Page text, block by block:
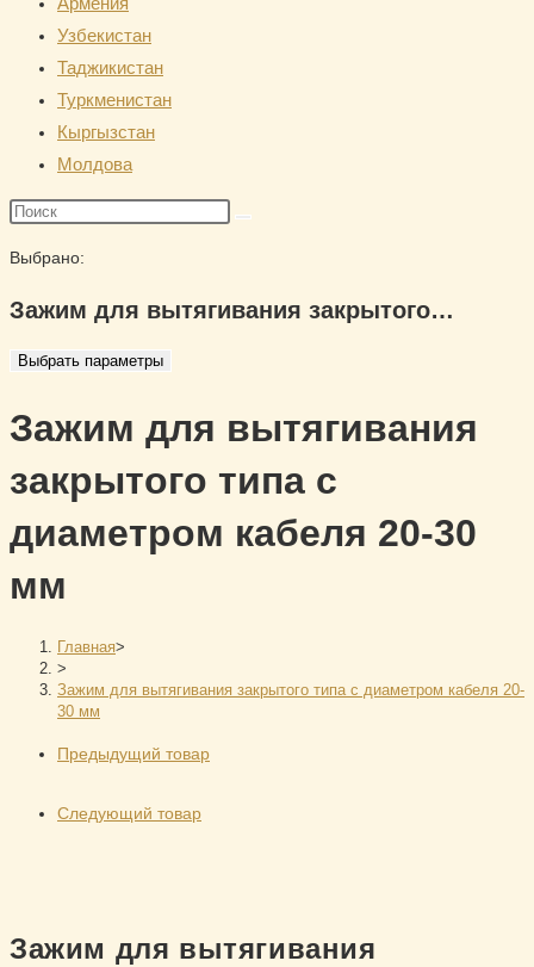
Узбекистан
Таджикистан
Туркменистан
Кыргызстан
Молдова
Поиск
сайте
Выбрано:
Зажим для вытягивания закрытого…
Выбрать параметры
Зажим для вытягивания
закрытого типа с
диаметром кабеля 20-30
мм
Главная>
>
Зажим для вытягивания закрытого типа с диаметром кабеля 20-
30 мм
Предыдущий товар
Следующий товар
Зажим для вытягивания